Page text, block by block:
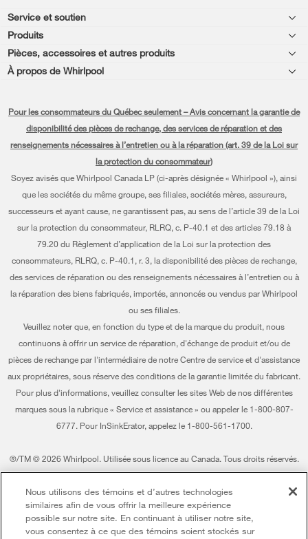
Footer
Service et soutien
Aide relative aux produits
Enregistrement de produit
Planifier une réparation
Renseignements relatifs à la garantie
Mes électroménagers
Suivre ma commande
Accessibilité
Résidents du Québec
Produits
Laveuses et sécheuses
Appareils de cuisson
Lave-vaisselle et nettoyage
Filtres à eau
Trouver un marchand
Pièces, accessoires et autres produits
Accessoires
Programme d’abonnement aux filtres à eau
À propos de Whirlpool
Communiquez avec nous
À propos de nous
Carrières
Certification Éco et homologation ENERGY STAR® Whirlpool
Informations relatives aux rappels
Entreprise Whirlpool
Whirlpool au Canada
Pour les consommateurs du Québec seulement – Avis concernant la garantie de
disponibilité des pièces de rechange, des services de réparation et des
renseignements nécessaires à l’entretien ou à la réparation (art. 39 de la Loi sur
la protection du consommateur)
Soyez avisés que Whirlpool Canada LP (ci-après désignée « Whirlpool »), ainsi
que les sociétés du même groupe, ses filiales, sociétés mères, assureurs,
successeurs et ayant cause, ne garantissent pas, au sens de l’article 39 de la Loi
sur la protection du consommateur, RLRQ, c. P-40.1 et des articles 79.18 à
79.20 du Règlement d’application de la Loi sur la protection des
consommateurs, RLRQ, c. P-40.1, r. 3, la disponibilité des pièces de rechange,
des services de réparation ou des renseignements nécessaires à l’entretien ou à
la réparation des biens fabriqués, importés, annoncés ou vendus par Whirlpool
ou ses filiales.
Veuillez noter que, en fonction du type et de la marque du produit, nous
continuons à offrir un service de réparation, d'échange de produit et/ou de
pièces de rechange par l'intermédiaire de notre Centre de service et d'assistance
aux propriétaires, sous réserve des conditions de la garantie limitée du fabricant.
Pour plus d'informations, veuillez consulter les sites Web de nos différentes
marques sous la rubrique « Service et assistance » ou appeler le 1-800-807-
6777. Pour InSinkErator, appelez le 1-800-561-1700.
®/TM © 2026 Whirlpool. Utilisée sous licence au Canada. Tous droits réservés.
Toutes les autres marques de commerce sont la propriété de leurs compagnies
respect.
Ce marchand en ligne est situé au 200-6750, avenue Century, Mississauga
(Ontario) L5N 0B7
Nous utilisons des témoins et d’autres technologies
similaires afin de vous offrir la meilleure expérience
possible sur notre site. En continuant à utiliser notre site,
vous consentez à ce que des témoins soient stockés sur